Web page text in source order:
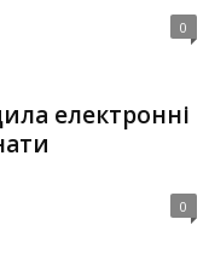
0
електронні
0